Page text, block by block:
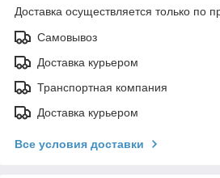
Доставка осуществляется только по
Самовывоз
Доставка курьером
Транспортная компания
Доставка курьером
Все условия доставки